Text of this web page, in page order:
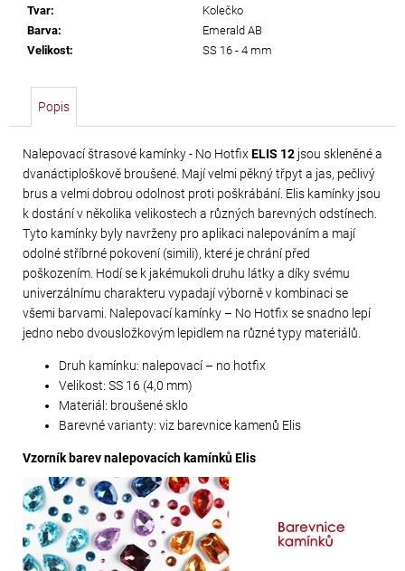
Tvar:
Kolečko
Barva:
Emerald AB
Velikost: SS 16 - 4 mm
Popis
Nalepovací štrasové kamínky - No HotfixELIS 12 jsou skleněné a
dvanáctiploškově broušené. Mají velmi pěkný třpyt a jas, pečlivý
brus a velmi dobrou odolnost proti poškrábání. Elis kamínky jsou
k dostání v několika velikostech a různých barevných odstínech.
Tyto kamínky byly navrženy pro aplikaci nalepováním a mají
odolné stříbrné pokovení (simili), které je chrání před
poškozením. Hodí se k jakémukoli druhu látky a díky svému
univerzálnímu charakteru vypadají výborně v kombinaci se
všemi barvami. Nalepovací kamínky – No Hotfix se snadno lepí
jedno nebo dvousložkovým lepidlem na různé typy materiálů.
Druh kamínku: nalepovací – no hotfix
Velikost: SS 16 (4,0 mm)
Materiál: broušené sklo
Barevné varianty: viz barevnice kamenů Elis
Vzorník barev nalepovacích kamínků Elis
XIRIUS
NH
SS-
CRYSTAL
AB
299
Kč